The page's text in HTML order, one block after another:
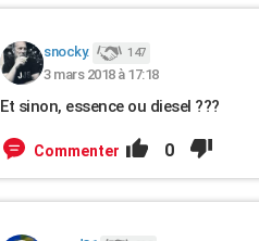
snocky. 147
3 mars 2018 à 17:18
Et sinon, essence ou diesel ???
Commenter 0